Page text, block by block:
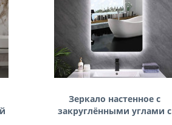
Зеркало настенное с
закруглёнными углами с